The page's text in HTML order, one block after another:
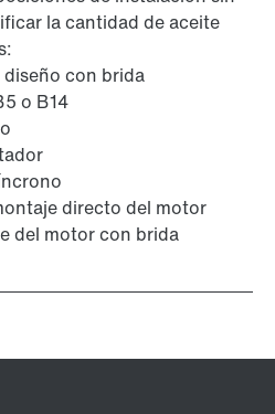
la cantidad de aceite
con brida
o B14
directo del motor
del motor con brida